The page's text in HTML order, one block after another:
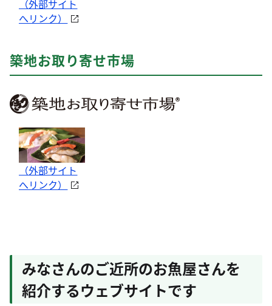
（外部サイト
へリンク）
築地お取り寄せ市場
（外部サイト
へリンク）
みなさんのご近所のお魚屋さんを
紹介するウェブサイトです